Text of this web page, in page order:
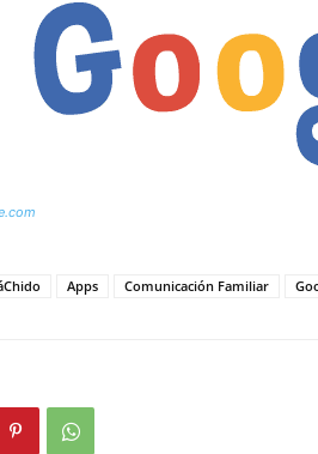
Apps Comunicación Familiar